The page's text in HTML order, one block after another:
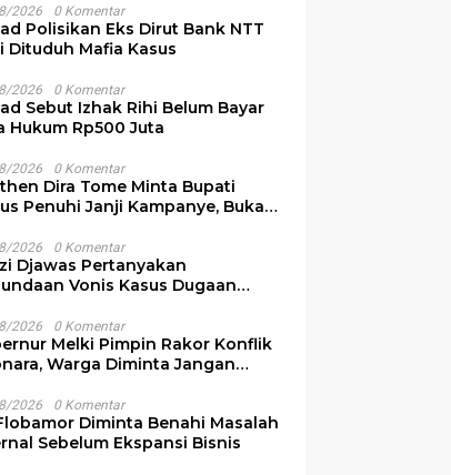
2026 0 Komentar
Polisikan Eks Dirut Bank NTT
Dituduh Mafia Kasus
2026 0 Komentar
Sebut Izhak Rihi Belum Bayar
Hukum Rp500 Juta
2026 0 Komentar
Dira Tome Minta Bupati
Penuhi Janji Kampanye, Bukan
2026 0 Komentar
Djawas Pertanyakan
Vonis Kasus Dugaan
2026 0 Komentar
Melki Pimpin Rakor Konflik
Warga Diminta Jangan
2026 0 Komentar
Diminta Benahi Masalah
Sebelum Ekspansi Bisnis